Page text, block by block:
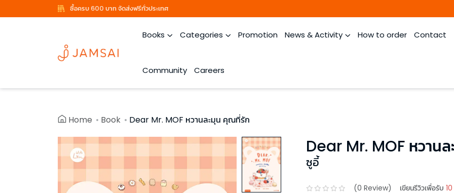
ซื้อครบ 600 บาท จัดส่งฟรีทั่วประเทศ
Books Categories Promotion News & Activity How to order Contact
Community Careers
Home Book Dear Mr. MOF หวานละมุน คุณที่รัก
Dear Mr. MOF หวาน
ซูอี้
(0 Review) เขียนรีวิวเพื่อรับ